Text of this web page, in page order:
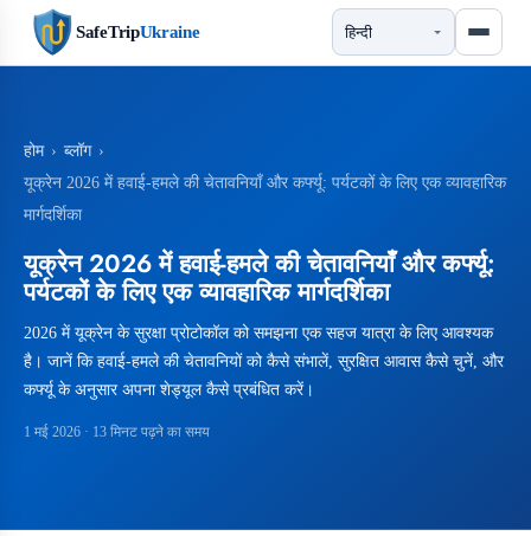
SafeTripUkraine
होम › ब्लॉग ›
यूक्रेन 2026 में हवाई-हमले की चेतावनियाँ और कर्फ्यू: पर्यटकों के लिए एक व्यावहारिक
मार्गदर्शिका
यूक्रेन 2026 में हवाई-हमले की चेतावनियाँ और कर्फ्यू:
पर्यटकों के लिए एक व्यावहारिक मार्गदर्शिका
2026 में यूक्रेन के सुरक्षा प्रोटोकॉल को समझना एक सहज यात्रा के लिए आवश्यक
है। जानें कि हवाई-हमले की चेतावनियों को कैसे संभालें, सुरक्षित आवास कैसे चुनें, और
कर्फ्यू के अनुसार अपना शेड्यूल कैसे प्रबंधित करें।
1 मई 2026 · 13 मिनट पढ़ने का समय